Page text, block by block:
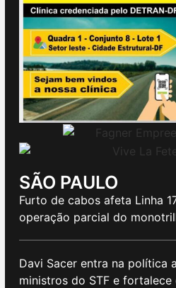
SÃO PAULO
Furto de cabos afeta Linha
operação parcial do
Davi Sacer entra na política
ministros do STF e fortalece